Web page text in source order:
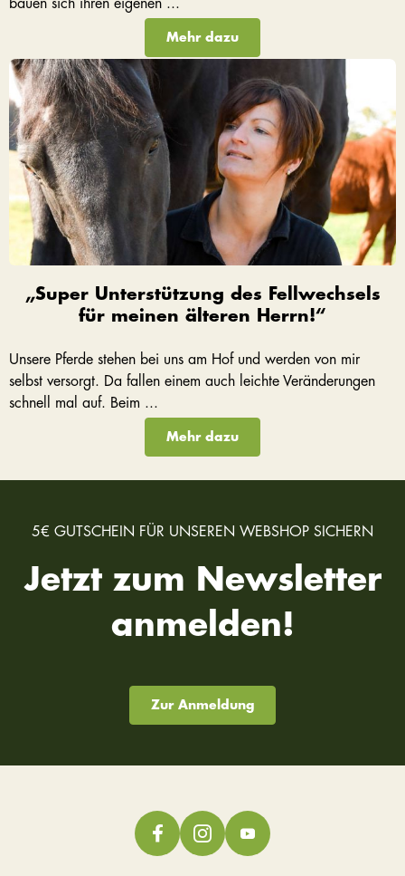
bauen sich ihren eigenen ...
Mehr dazu
„Super Unterstützung des Fellwechsels
für meinen älteren Herrn!“
Unsere Pferde stehen bei uns am Hof und werden von mir
selbst versorgt. Da fallen einem auch leichte Veränderungen
schnell mal auf. Beim ...
Mehr dazu
5€ GUTSCHEIN FÜR UNSEREN WEBSHOP SICHERN
Jetzt zum Newsletter
anmelden!
Zur Anmeldung